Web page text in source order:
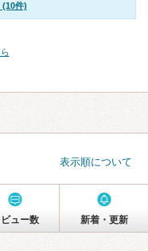
(10件)
表示順について
ビュー数 新着・更新